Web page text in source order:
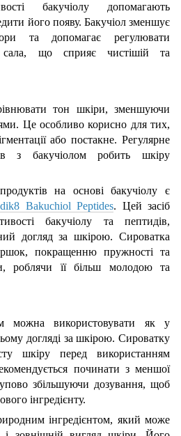
бакучіолу допомагають
його появу. Бакучіол зменшує
та допомагає регулювати
сала, що сприяє чистішій та
тон шкіри, зменшуючи
Це особливо корисно для тих,
або постакне. Регулярне
з бакучіолом робить шкіру
на основі бакучіолу є
Bakuchiol Peptides. Цей засіб
бакучіолу та пептидів,
догляд за шкірою. Сироватка
покращенню пружності та
роблячи її більш молодою та
можна використовувати як у
догляді за шкірою. Сироватку
шкіру перед використанням
починати з меншої
збільшуючи дозування, щоб
інгредієнту.
інгредієнтом, який може